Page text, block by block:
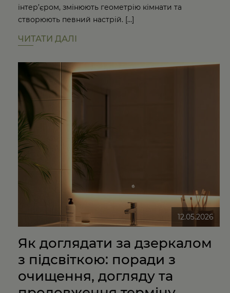
інтер’єром, змінюють геометрію кімнати та
створюють певний настрій. […]
ЧИТАТИ ДАЛІ
12.05.2026
Як доглядати за дзеркалом
з підсвіткою: поради з
очищення, догляду та